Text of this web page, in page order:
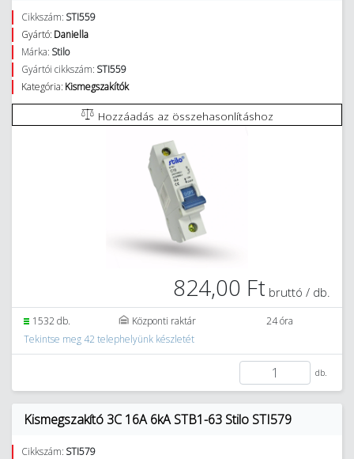
Cikkszám: STI559
Gyártó: Daniella
Márka: Stilo
Gyártói cikkszám: STI559
Kategória: Kismegszakítók
Hozzáadás az összehasonlításhoz
824,00 Ft bruttó / db.
1532 db. Központi raktár
24 óra
Tekintse meg 42 telephelyünk készletét
db.
Kismegszakító 3C 16A 6kA STB1-63 Stilo STI579
Cikkszám: STI579